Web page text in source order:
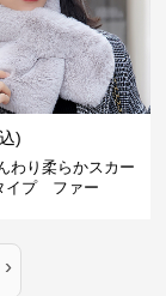
)
わり柔らかスカー
イプ ファー
›